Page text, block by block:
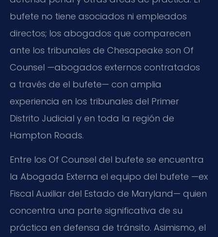
bufete no tiene asociados ni empleados
directos; los abogados que comparecen
ante los tribunales de Chesapeake son Of
Counsel —abogados externos contratados
a través de el bufete— con amplia
experiencia en los tribunales del Primer
Distrito Judicial y en toda la región de
Hampton Roads.
Entre los Of Counsel del bufete se encuentra
la Abogada Externa el equipo del bufete —ex
Fiscal Auxiliar del Estado de Maryland— quien
concentra una parte significativa de su
práctica en defensa de tránsito. Asimismo, el